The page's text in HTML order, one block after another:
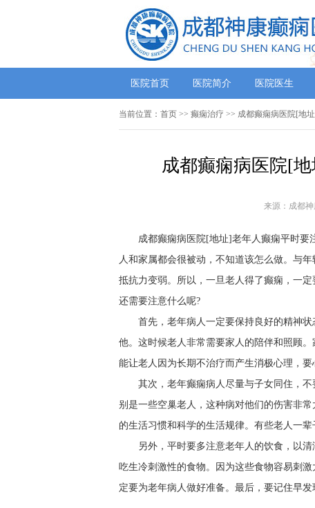
医院首页 医院简介 医院医生
当前位置： 首页 >> 癫痫治疗 >> 成都癫痫病医院[地
成都癫痫病医院[
来源：成都
成都癫痫病医院[地址]老年人癫痫平时要
人和家属都会很被动，不知道该怎么做。与
抵抗力变弱。所以，一旦老人得了癫痫，一
还需要注意什么呢?
首先，老年病人一定要保持良好的精神
他。这时候老人非常需要家人的陪伴和照顾
能让老人因为长期不治疗而产生消极心理，
其次，老年癫痫病人尽量与子女同住，
别是一些空巢老人，这种病对他们的伤害非
的生活习惯和科学的生活规律。有些老人一
另外，平时要多注意老年人的饮食，以
吃生冷刺激性的食物。因为这些食物容易刺
定要为老年病人做好准备。最后，要记住早